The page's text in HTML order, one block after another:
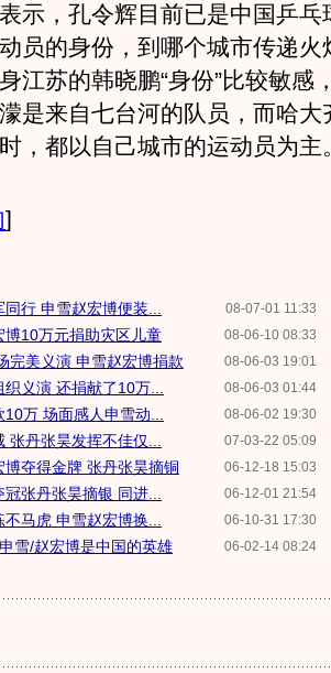
，孔令辉目前已是中国乒乓
员的身份，到哪个城市传递火
江苏的韩晓鹏“身份”比较敏感
是来自七台河的队员，而哈大
，都以自己城市的运动员为主
]
08-07-01 11:33
行 申雪赵宏博便装...
08-06-10 08:33
10万元捐助灾区儿童
08-06-03 19:01
完美义演 申雪赵宏博捐款
08-06-03 01:44
义演 还捐献了10万...
08-06-02 19:30
万 场面感人申雪动...
07-03-22 05:09
丹张昊发挥不佳仅...
06-12-18 15:03
夺得金牌 张丹张昊摘铜
06-12-01 21:54
张丹张昊摘银 同进...
06-10-31 17:30
马虎 申雪赵宏博换...
06-02-14 08:24
雪/赵宏博是中国的英雄